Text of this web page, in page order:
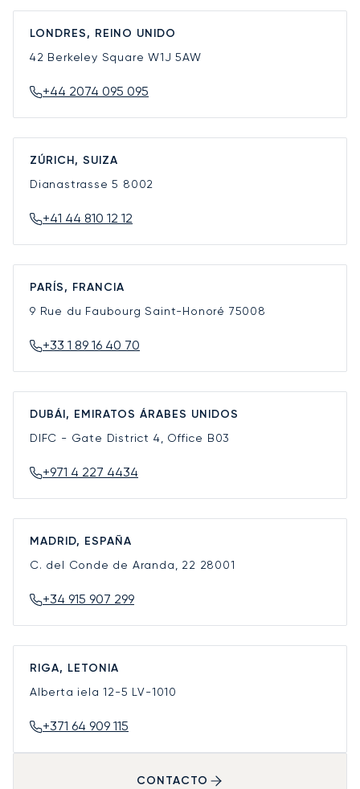
LONDRES, REINO UNIDO
42 Berkeley SquareW1J 5AW
+44 2074 095 095
ZÚRICH, SUIZA
Dianastrasse 5 8002
+41 44 810 12 12
PARÍS, FRANCIA
9 Rue du Faubourg Saint-Honoré 75008
+33 1 89 16 40 70
DUBÁI, EMIRATOS ÁRABES UNIDOS
DIFC - Gate District 4, Office B03
+971 4 227 4434
MADRID, ESPAÑA
C. del Conde de Aranda, 22 28001
+34 915 907 299
RIGA, LETONIA
Alberta iela 12-5 LV-1010
+371 64 909 115
CONTACTO